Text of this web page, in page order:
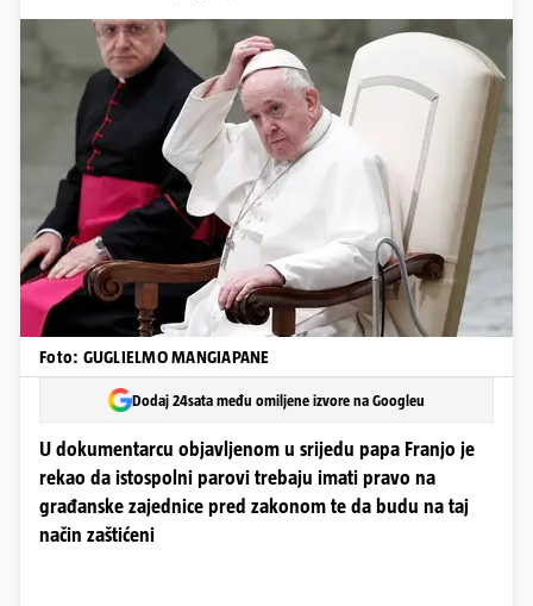
Foto: GUGLIELMO MANGIAPANE
Dodaj 24sata među omiljene izvore na Googleu
U dokumentarcu objavljenom u srijedu papa Franjo je
rekao da istospolni parovi trebaju imati pravo na
građanske zajednice pred zakonom te da budu na taj
način zaštićeni